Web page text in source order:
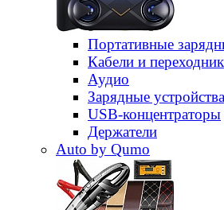
Портативные
Кабели и
Аудио
Зарядные устройства
USB-концентраторы
Держатели
Auto by Qumo